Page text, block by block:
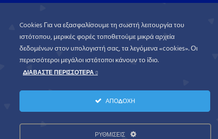
© 2026. All rights
Πολιτική Απορρήτου Όροι Χρήσης
Cookies Για να εξασφαλίσουμε τη σωστή λειτουργία του
ιστότοπου, μερικές φορές τοποθετούμε μικρά αρχεία
δεδομένων στον υπολογιστή σας, τα λεγόμενα «cookies». Οι
περισσότεροι μεγάλοι ιστότοποι κάνουν το ίδιο.
ΔΙΑΒΑΣΤΕ ΠΕΡΙΣΣΟΤΕΡΑ
ΑΠΟΔΟΧΗ
ΡΥΘΜΙΣΕΙΣ